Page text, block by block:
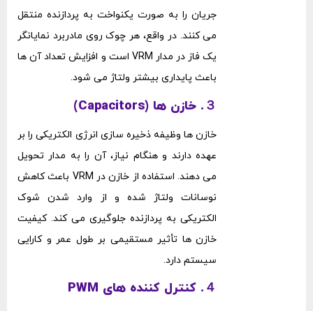
جریان را به صورت یکنواخت به پردازنده منتقل
می ‌کنند. در واقع، هر چوک روی مادربرد نمایانگر
یک فاز در مدار VRM است و افزایش تعداد آن ‌ها
باعث پایداری بیشتر ولتاژ می ‌شود.
خازن‌ ها وظیفه ذخیره ‌سازی انرژی الکتریکی را بر
عهده دارند و هنگام نیاز، آن را به مدار تحویل
می ‌دهند. استفاده از خازن در VRM باعث کاهش
نوسانات ولتاژ شده و از وارد شدن شوک
الکتریکی به پردازنده جلوگیری می ‌کند. کیفیت
خازن‌ ها تأثیر مستقیمی بر طول عمر و کارایی
سیستم دارد.